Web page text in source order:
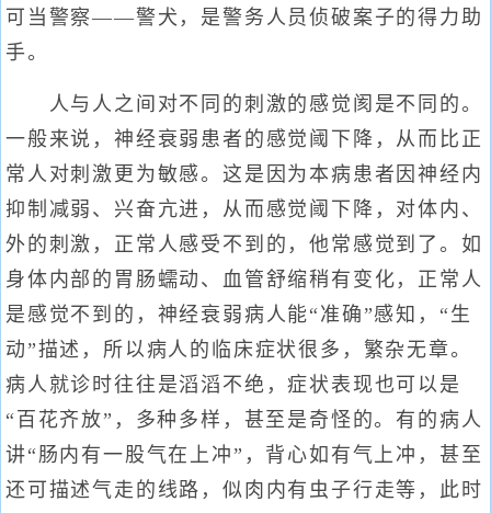
可当警察——警犬，是警务人员侦破案子的得力助
手。
人与人之间对不同的刺激的感觉阂是不同的。
一般来说，神经衰弱患者的感觉阈下降，从而比正
常人对刺激更为敏感。这是因为本病患者因神经内
抑制减弱、兴奋亢进，从而感觉阈下降，对体内、
外的刺激，正常人感受不到的，他常感觉到了。如
身体内部的胃肠蠕动、血管舒缩稍有变化，正常人
是感觉不到的，神经衰弱病人能“准确”感知，“生
动”描述，所以病人的临床症状很多，繁杂无章。
病人就诊时往往是滔滔不绝，症状表现也可以是
“百花齐放”，多种多样，甚至是奇怪的。有的病人
讲“肠内有一股气在上冲”，背心如有气上冲，甚至
还可描述气走的线路，似肉内有虫子行走等，此时